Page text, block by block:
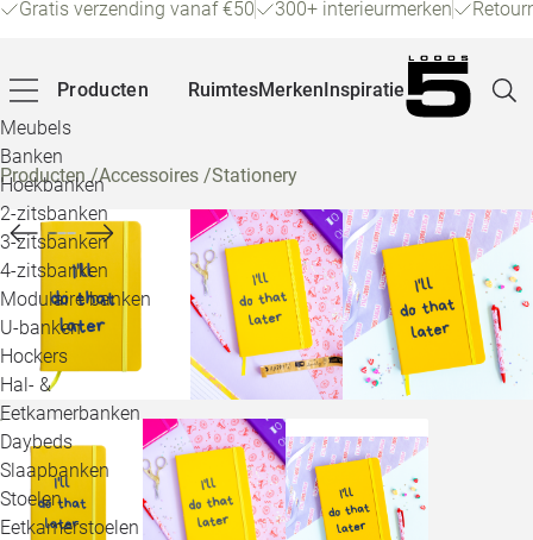
Gratis verzending vanaf €50 300+ interieurmerken
Producten
Meubels
Banken
Hoekbanken
2-zitsbanken
3-zitsbanken
4-zitsbanken
Modulaire banken
U-banken
Hockers
Hal- &
Eetkamerbanken
Daybeds
Slaapbanken
Stoelen
Eetkamerstoelen
RuimtesMerkenInspiratie
Producten/Accessoires /Stationery